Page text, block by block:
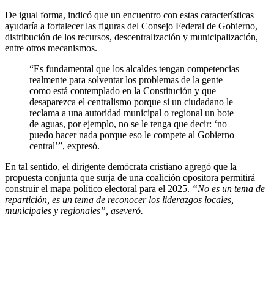
De igual forma, indicó que un encuentro con estas características
ayudaría a fortalecer las figuras del Consejo Federal de Gobierno,
distribución de los recursos, descentralización y municipalización,
entre otros mecanismos.
“Es fundamental que los alcaldes tengan competencias
realmente para solventar los problemas de la gente
como está contemplado en la Constitución y que
desaparezca el centralismo porque si un ciudadano le
reclama a una autoridad municipal o regional un bote
de aguas, por ejemplo, no se le tenga que decir: ‘no
puedo hacer nada porque eso le compete al Gobierno
central’”, expresó.
En tal sentido, el dirigente demócrata cristiano agregó que la
propuesta conjunta que surja de una coalición opositora permitirá
construir el mapa político electoral para el 2025. “No es un tema de
repartición, es un tema de reconocer los liderazgos locales,
municipales y regionales”, aseveró.